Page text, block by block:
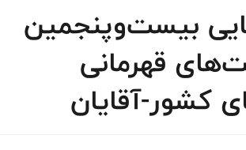
بیست‌وپنجمین
قهرمانی
کشور-آقایان